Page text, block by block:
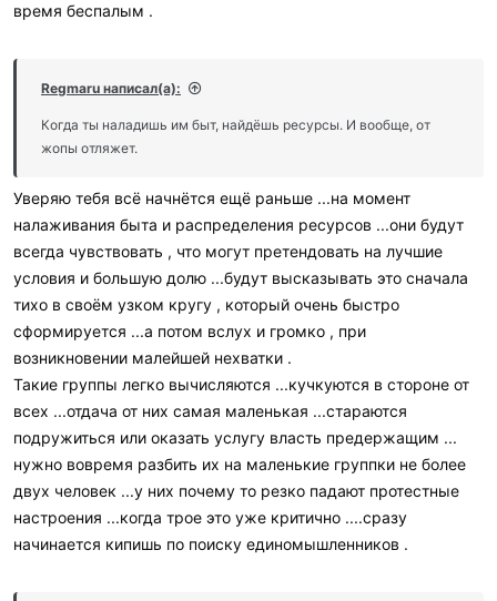
время беспалым .
Regmaru написал(а):
Когда ты наладишь им быт, найдёшь ресурсы. И вообще, от
жопы отляжет.
Уверяю тебя всё начнётся ещё раньше ...на момент
налаживания быта и распределения ресурсов ...они будут
всегда чувствовать , что могут претендовать на лучшие
условия и большую долю ...будут высказывать это сначала
тихо в своём узком кругу , который очень быстро
сформируется ...а потом вслух и громко , при
возникновении малейшей нехватки .
Такие группы легко вычисляются ...кучкуются в стороне от
всех ...отдача от них самая маленькая ...стараются
подружиться или оказать услугу власть предержащим ...
нужно вовремя разбить их на маленькие группки не более
двух человек ...у них почему то резко падают протестные
настроения ...когда трое это уже критично ....сразу
начинается кипишь по поиску единомышленников .